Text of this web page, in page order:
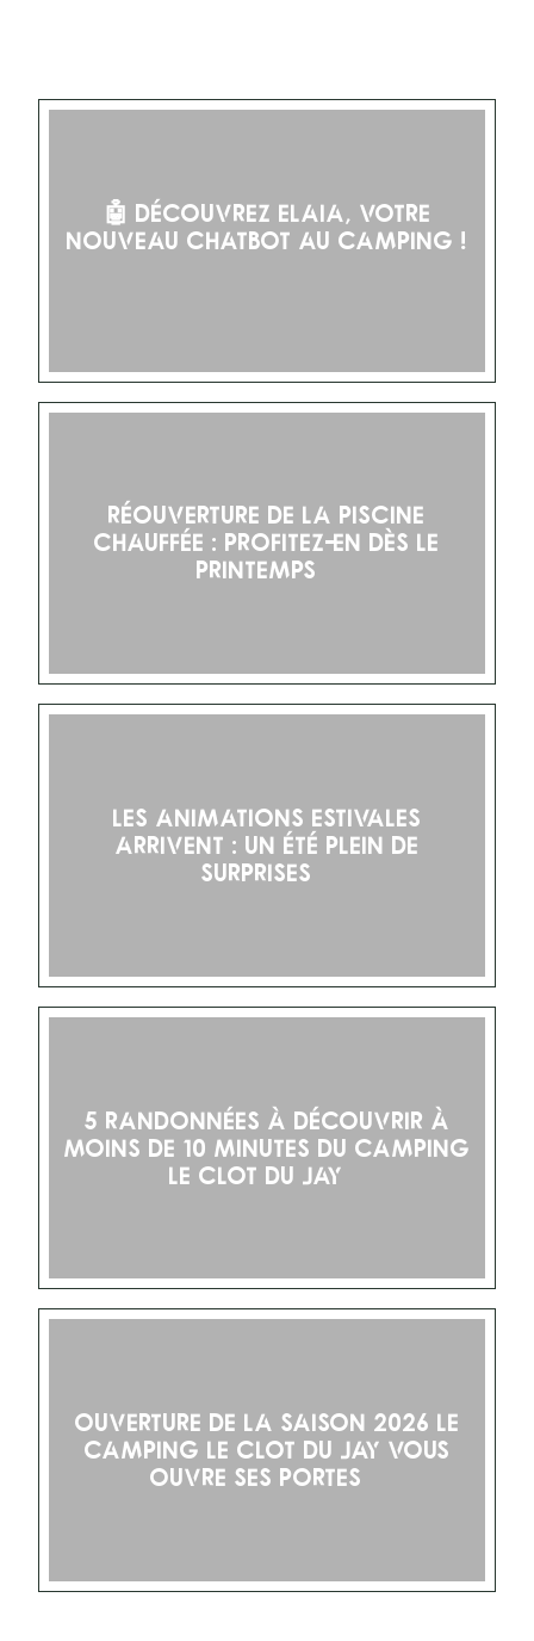
🤖 Découvrez Elaia, votre
nouveau chatbot au Camping !
Réouverture de la piscine
chauffée : profitez-en dès le
printemps
Les animations estivales
arrivent : un été plein de
surprises
5 RANDONNÉES À DÉCOUVRIR À
MOINS DE 10 MINUTES DU CAMPING
LE CLOT DU JAY
Ouverture de la saison 2026 Le
camping le Clot du Jay vous
ouvre ses portes